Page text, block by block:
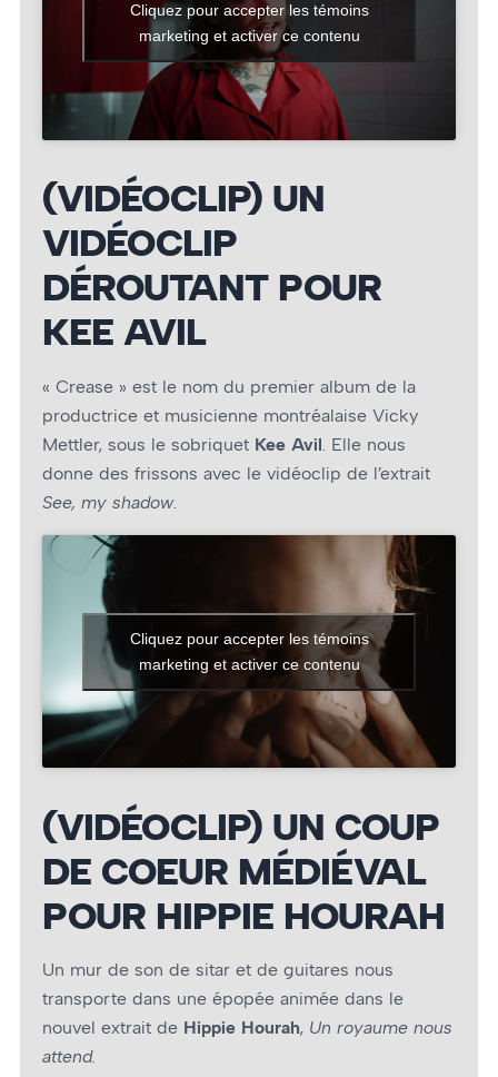
Cliquez pour accepter les témoins
marketing et activer ce contenu
(VIDÉOCLIP) UN
VIDÉOCLIP
DÉROUTANT POUR
KEE AVIL
« Crease » est le nom du premier album de la
productrice et musicienne montréalaise Vicky
Mettler, sous le sobriquet Kee Avil . Elle nous
donne des frissons avec le vidéoclip de l’extrait
See, my shadow.
Cliquez pour accepter les témoins
marketing et activer ce contenu
(VIDÉOCLIP) UN COUP
DE COEUR MÉDIÉVAL
POUR HIPPIE HOURAH
Un mur de son de sitar et de guitares nous
transporte dans une épopée animée dans le
nouvel extrait de Hippie Hourah, Un royaume nous
attend.